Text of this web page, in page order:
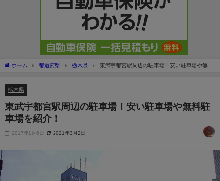
ホーム 都道府県 栃木県
東武宇都宮駅周辺の駐車場！安い駐車場や無料
栃木県
東武宇都宮駅周辺の駐車場！安い駐車場や無料駐
車場を紹介！
2017年1月6日 2021年3月2日